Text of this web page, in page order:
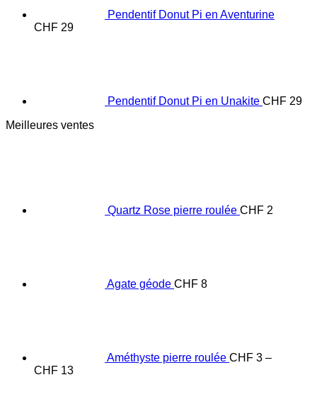
Pendentif Donut Pi en Aventurine
CHF 29
Pendentif Donut Pi en Unakite CHF 29
Meilleures ventes
Quartz Rose pierre roulée CHF 2
Agate géode CHF 8
Améthyste pierre roulée CHF 3 –
CHF 13Price